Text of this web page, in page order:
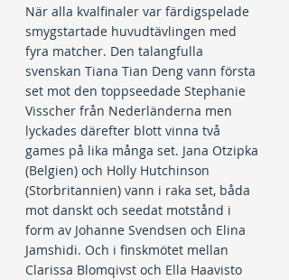
När alla kvalfinaler var färdigspelade
smygstartade huvudtävlingen med
fyra matcher. Den talangfulla
svenskan Tiana Tian Deng vann första
set mot den toppseedade Stephanie
Visscher från Nederländerna men
lyckades därefter blott vinna två
games på lika många set. Jana Otzipka
(Belgien) och Holly Hutchinson
(Storbritannien) vann i raka set, båda
mot danskt och seedat motstånd i
form av Johanne Svendsen och Elina
Jamshidi. Och i finskmötet mellan
Clarissa Blomqivst och Ella Haavisto